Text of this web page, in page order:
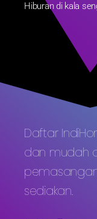
Hiburan di kala
Daftar
dan mudah
sediakan.